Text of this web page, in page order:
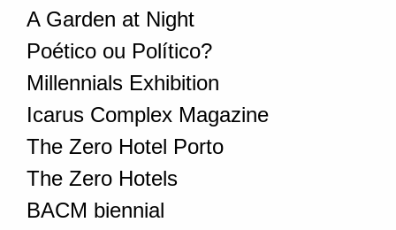
A Garden at Night
Poético ou Político?
Millennials Exhibition
Icarus Complex Magazine
The Zero Hotel Porto
The Zero Hotels
BACM biennial